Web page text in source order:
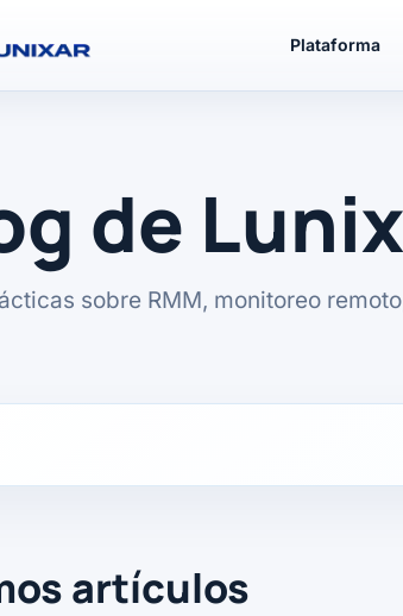
Plataforma
de
sobre RMM, monitoreo
artículos